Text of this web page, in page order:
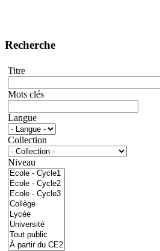
Recherche
Titre
Mots clés
Langue
Collection
Niveau